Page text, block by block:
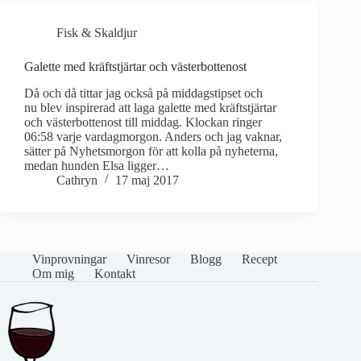
Fisk & Skaldjur
Galette med kräftstjärtar och västerbottenost
Då och då tittar jag också på middagstipset och
nu blev inspirerad att laga galette med kräftstjärtar
och västerbottenost till middag. Klockan ringer
06:58 varje vardagmorgon. Anders och jag vaknar,
sätter på Nyhetsmorgon för att kolla på nyheterna,
medan hunden Elsa ligger…
Cathryn
17 maj 2017
Vinprovningar Vinresor Blogg
Recept
Om mig
Kontakt